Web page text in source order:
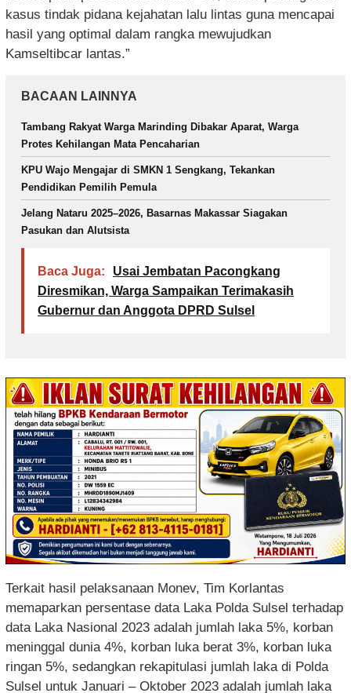
kasus tindak pidana kejahatan lalu lintas guna mencapai
hasil yang optimal dalam rangka mewujudkan
Kamseltibcar lantas.”
BACAAN LAINNYA
Tambang Rakyat Warga Marinding Dibakar Aparat, Warga
Protes Kehilangan Mata Pencaharian
KPU Wajo Mengajar di SMKN 1 Sengkang, Tekankan
Pendidikan Pemilih Pemula
Jelang Nataru 2025–2026, Basarnas Makassar Siagakan
Pasukan dan Alutsista
Baca Juga:
Usai Jembatan Pacongkang
Diresmikan, Warga Sampaikan Terimakasih
Gubernur dan Anggota DPRD Sulsel
Terkait hasil pelaksanaan Monev, Tim Korlantas
memaparkan persentase data Laka Polda Sulsel terhadap
data Laka Nasional 2023 adalah jumlah laka 5%, korban
meninggal dunia 4%, korban luka berat 3%, korban luka
ringan 5%, sedangkan rekapitulasi jumlah laka di Polda
Sulsel untuk Januari – Oktober 2023 adalah jumlah laka